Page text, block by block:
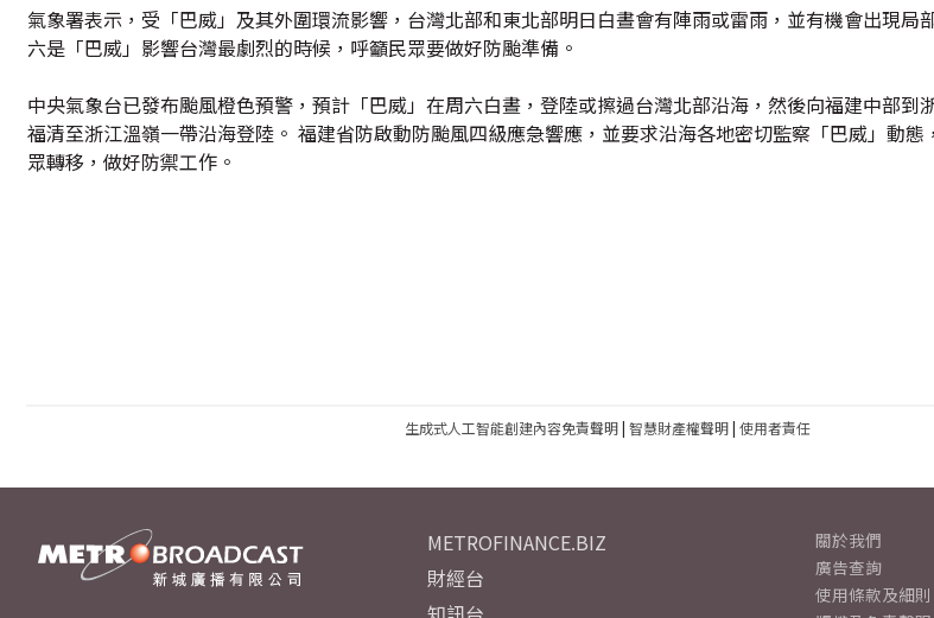
氣象署表示，受「巴威」及其外圍環流影響，台灣北部和東北部明日白晝會有陣雨或雷雨，並有機會出現局
六是「巴威」影響台灣最劇烈的時候，呼籲民眾要做好防颱準備。
中央氣象台已發布颱風橙色預警，預計「巴威」在周六白晝，登陸或擦過台灣北部沿海，然後向福建中部到
福清至浙江溫嶺一帶沿海登陸。 福建省防啟動防颱風四級應急響應，並要求沿海各地密切監察「巴威」動
眾轉移，做好防禦工作。
生成式人工智能創建內容免責聲明| 智慧財產權聲明| 使用者責任
METROFINANCE.BIZ
財經台
關於我們
廣告查詢
使用條款及細則